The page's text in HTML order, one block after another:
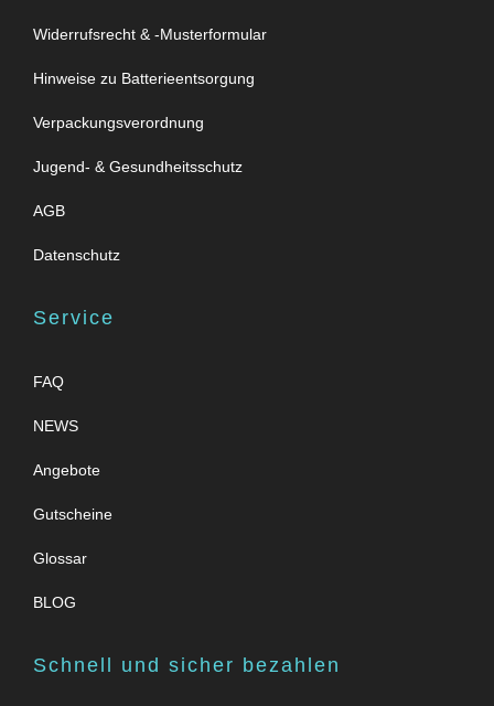
Widerrufsrecht & -Musterformular
Hinweise zu Batterieentsorgung
Verpackungsverordnung
Jugend- & Gesundheitsschutz
AGB
Datenschutz
Service
FAQ
NEWS
Angebote
Gutscheine
Glossar
BLOG
Schnell und sicher bezahlen